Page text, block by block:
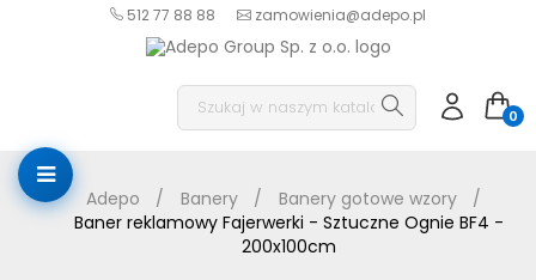
512 77 88 88 zamowienia@adepo.pl
0
Adepo Banery
Banery gotowe wzory
Baner reklamowy Fajerwerki - Sztuczne Ognie BF4 -
200x100cm